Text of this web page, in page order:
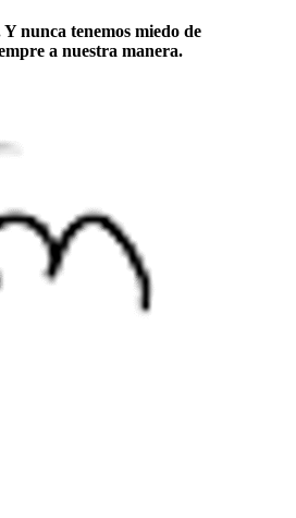
nunca tenemos miedo de
a nuestra manera.